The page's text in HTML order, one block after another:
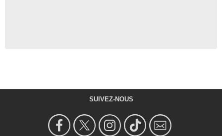
SUIVEZ-NOUS